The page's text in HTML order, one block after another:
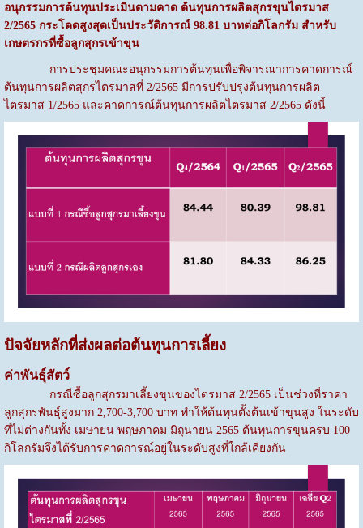
อนุกรรมการต้นทุนประเมินตามคาด ต้นทุนการผลิตสุกรขุนไตรมาส
2/2565 กระโดดสูงสุดเป็นประวัติการณ์ 98.81 บาทต่อกิโลกรัม สำหรับ
เกษตรกรที่ซื้อลูกสุกรเข้าขุน
การประชุมคณะอนุกรรมการต้นทุนเพื่อพิจารณาการคาดการณ์
ต้นทุนการผลิตสุกรไตรมาสที่ 2/2565 มีการปรับปรุงต้นทุนการผลิต
ไตรมาส 1/2565 และคาดการณ์ต้นทุนการผลิตไตรมาส 2/2565 ดังนี้
ปัจจัยหลักที่ส่งผลต่อต้นทุนการเลี้ยง
ค่าพันธุ์สัตว์
กรณีซื้อลูกสุกรมาเลี้ยงขุนของไตรมาส 2/2565 เป็นช่วงที่ราคา
ลูกสุกรพันธุ์สูงมาก 2,700-3,700 บาท ทำให้ต้นทุนตั้งต้นเข้าขุนสูง ในระดับ
ที่ไม่ต่างกันทั้ง เมษายน พฤษภาคม มิถุนายน 2565 ต้นทุนการขุนครบ 100
กิโลกรัมจึงได้รับการคาดการณ์อยู่ในระดับสูงที่ใกล้เคียงกัน